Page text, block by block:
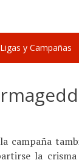
Ligas y Campañas
campaña
la